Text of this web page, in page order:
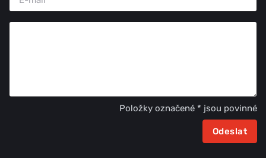
Položky označené * jsou povinné